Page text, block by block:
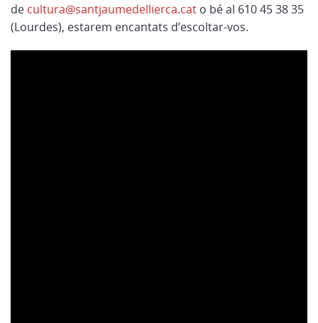
de cultura@santjaumedellierca.cat o bé al 610 45 38 35
(Lourdes), estarem encantats d’escoltar-vos.